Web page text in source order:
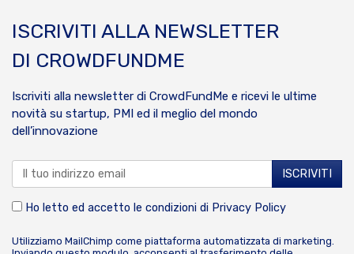
ISCRIVITI ALLA NEWSLETTER
DI CROWDFUNDME
Iscriviti alla newsletter di CrowdFundMe e ricevi le ultime
novità su startup, PMI ed il meglio del mondo
dell’innovazione
Ho letto ed accetto le condizioni di Privacy Policy
Utilizziamo MailChimp come piattaforma automatizzata di marketing.